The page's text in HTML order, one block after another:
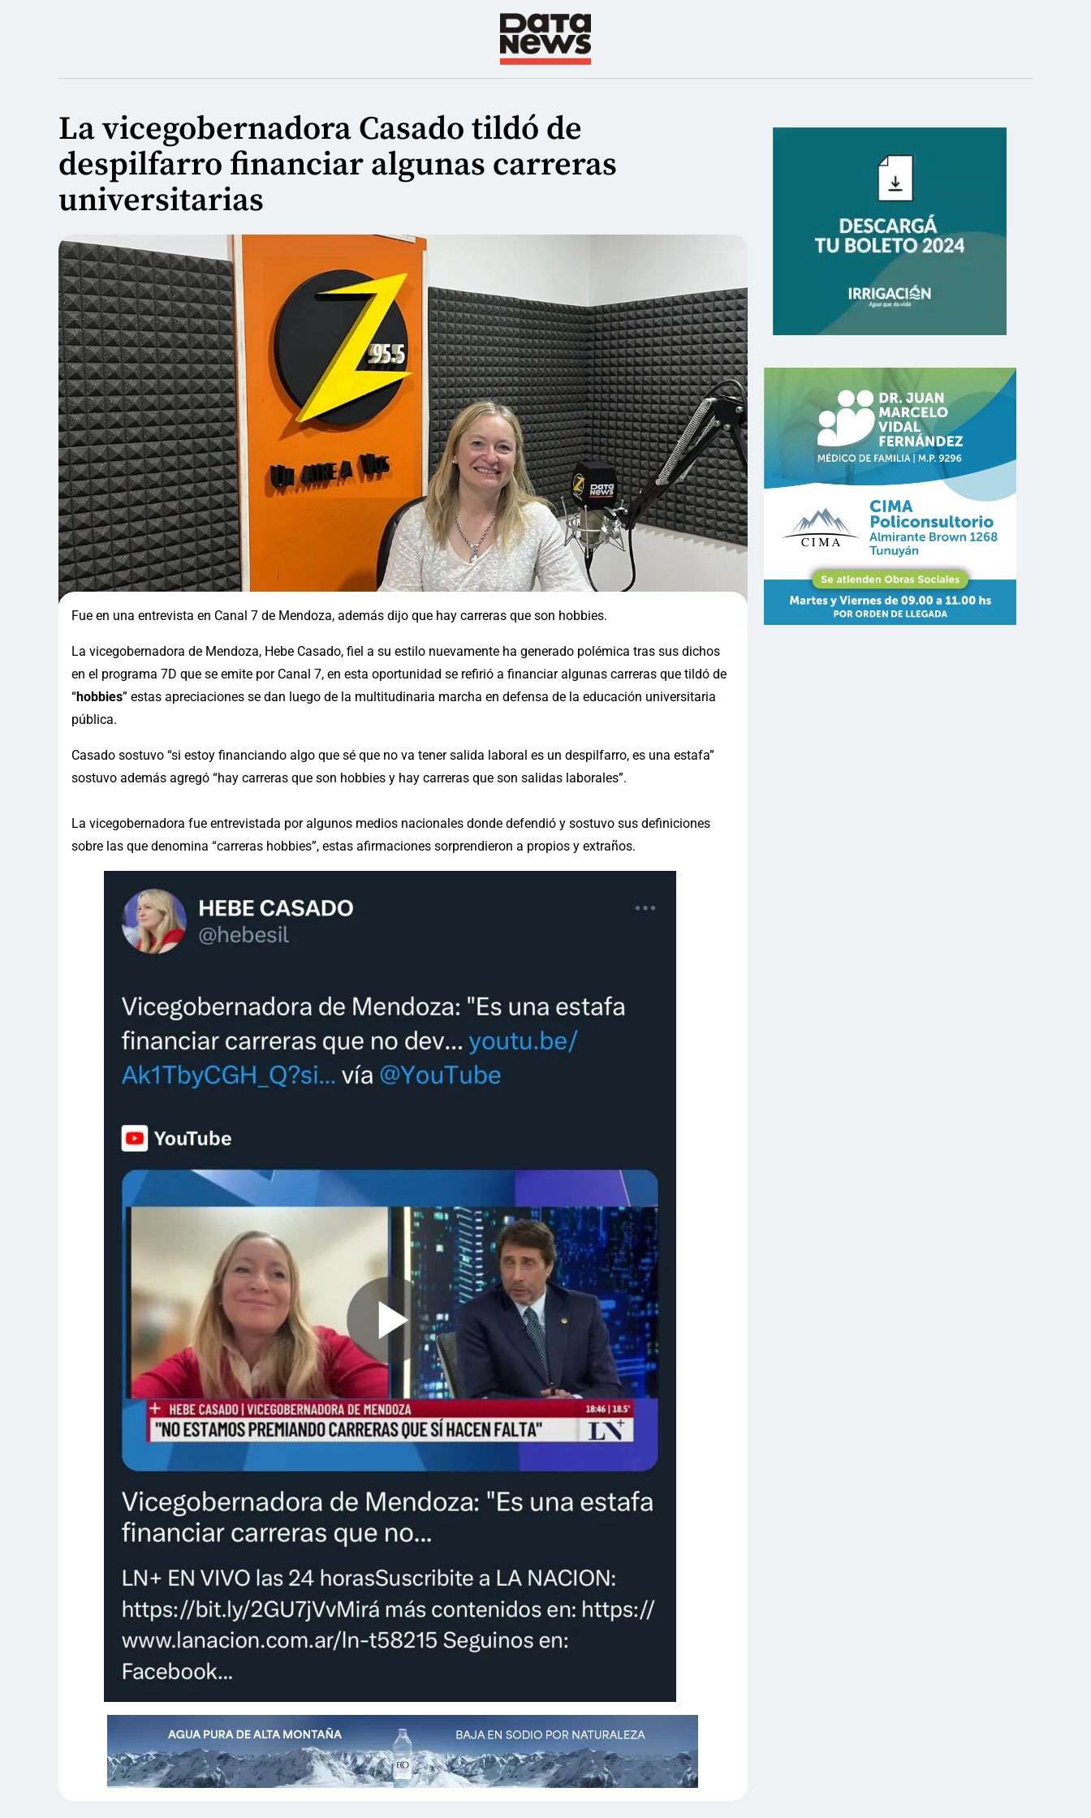
La vicegobernadora Casado tildó de
despilfarro financiar algunas carreras
universitarias
Fue en una entrevista en Canal 7 de Mendoza, además dijo que hay carreras que son hobbies.
La vicegobernadora de Mendoza, Hebe Casado, fiel a su estilo nuevamente ha generado polémica tras sus dichos
en el programa 7D que se emite por Canal 7, en esta oportunidad se refirió a financiar algunas carreras que tildó de
“hobbies” estas apreciaciones se dan luego de la multitudinaria marcha en defensa de la educación universitaria
pública.
Casado sostuvo “si estoy financiando algo que sé que no va tener salida laboral es un despilfarro, es una estafa”
sostuvo además agregó “hay carreras que son hobbies y hay carreras que son salidas laborales”.
La vicegobernadora fue entrevistada por algunos medios nacionales donde defendió y sostuvo sus definiciones
sobre las que denomina “carreras hobbies”, estas afirmaciones sorprendieron a propios y extraños.